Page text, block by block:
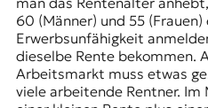
60 (Männer) und 55 (Frauen)
Erwerbsunfähigkeit
dieselbe Rente bekommen.
Arbeitsmarkt muss etwas
viele arbeitende Rentner.